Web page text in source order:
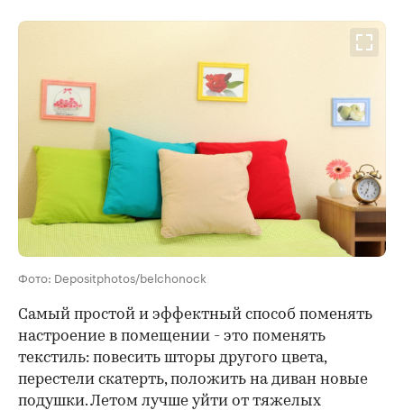
Фото: Depositphotos/belchonock
Самый простой и эффектный способ поменять
настроение в помещении - это поменять
текстиль: повесить шторы другого цвета,
перестели скатерть, положить на диван новые
подушки. Летом лучше уйти от тяжелых